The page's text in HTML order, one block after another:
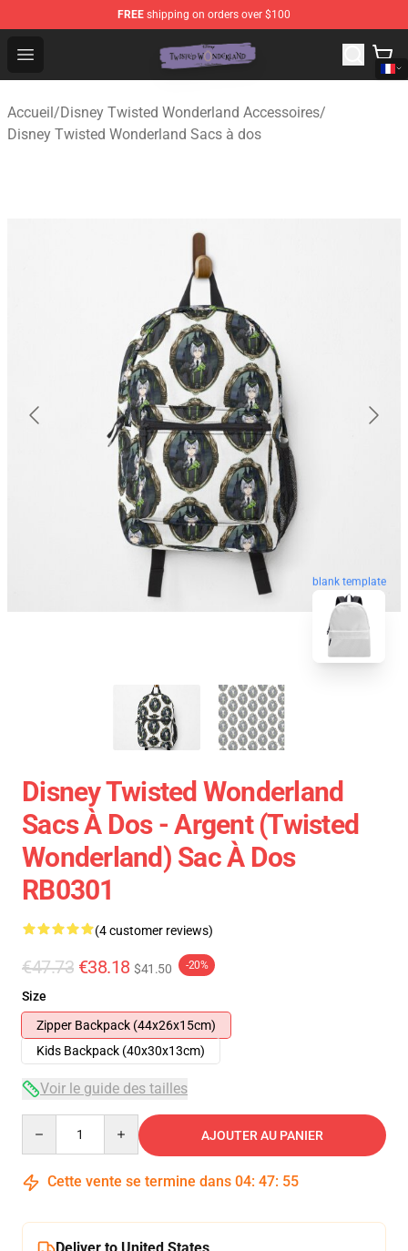
FREE shipping on orders over $100
Open menu
Twisted Wonderland Store - Official Twisted
Accueil/Disney Twisted Wonderland Accessoires/
Disney Twisted Wonderland Sacs à dos
blank template
Disney Twisted Wonderland
Sacs À Dos - Argent (Twisted
Wonderland) Sac À Dos
RB0301
(4 customer reviews)
€47.73 €38.18 $41.50 -20%
Size
Zipper Backpack (44x26x15cm)
Kids Backpack (40x30x13cm)
Voir le guide des tailles
AJOUTER AU PANIER
Cette vente se termine dans 04: 47: 54